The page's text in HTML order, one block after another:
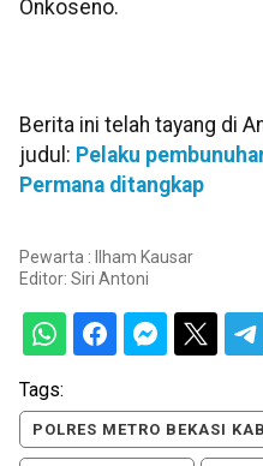
Onkoseno.
Berita ini telah tayang di
judul: Pelaku
Permana ditangkap
Pewarta : Ilham Kausar
Editor: Siri Antoni
Tags:
POLRES METRO BEKASI